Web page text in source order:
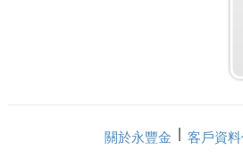
關於永豐金 客戶資